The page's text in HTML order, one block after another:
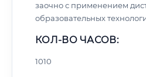
заочно с применением
образовательных
КОЛ-ВО ЧАСОВ:
1010